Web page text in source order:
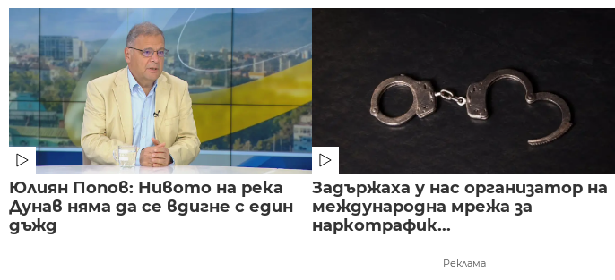
Юлиян Попов: Нивото на река
Дунав няма да се вдигне с един
дъжд
Задържаха у нас организатор на
международна мрежа за
наркотрафик...
Реклама